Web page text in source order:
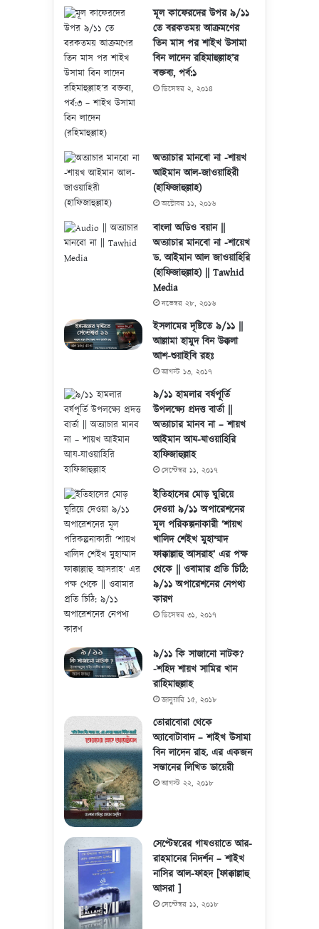
মূল কাফেরদের উপর ৯/১১
তে বরকতময় আক্রমণের
তিন মাস পর শাইখ উসামা
বিন লাদেন রহিমাহুল্লাহ’র
বক্তব্য, পর্ব:১
ডিসেম্বর ২, ২০১৪
অত্যাচার মানবো না -শায়খ
আইমান আল-জাওয়াহিরী
(হাফিজাহুল্লাহ)
অক্টোবর ১১, ২০১৬
বাংলা অডিও বয়ান ||
অত্যাচার মানবো না -শায়েখ
ড. আইমান আল জাওয়াহিরি
(হাফিজাহুল্লাহ) || Tawhid
Media
নভেম্বর ২৮, ২০১৬
ইসলামের দৃষ্টিতে ৯/১১ ||
আল্লামা হামুদ বিন উক্কলা
আশ-শুয়াইবি রহঃ
আগস্ট ১৩, ২০১৭
৯/১১ হামলার বর্ষপূর্তি
উপলক্ষ্যে প্রদত্ত বার্তা ||
অত্যাচার মানব না – শায়খ
আইমান আয-যাওয়াহিরি
হাফিজাহুল্লাহ
সেপ্টেম্বর ১১, ২০১৭
ইতিহাসের মোড় ঘুরিয়ে
দেওয়া ৯/১১ অপারেশনের
মূল পরিকল্পনাকারী ‘শায়খ
খালিদ শেইখ মুহাম্মাদ
ফাক্কাল্লাহু আসরাহ’ এর পক্ষ
থেকে || ওবামার প্রতি চিঠি:
৯/১১ অপারেশনের নেপথ্য
কারণ
ডিসেম্বর ৩১, ২০১৭
৯/১১ কি সাজানো নাটক?
-শহিদ শায়খ সামির খান
রাহিমাহুল্লাহ
জানুয়ারি ১৫, ২০১৮
তোরাবোরা থেকে
অ্যাবোটাবাদ – শাইখ উসামা
বিন লাদেন রাহ. এর একজন
সন্তানের লিখিত ডায়েরী
আগস্ট ২২, ২০১৮
সেপ্টেম্বরের গাযওয়াতে আর-
রাহমানের নিদর্শন – শাইখ
নাসির আল-ফাহদ [ফাক্কাল্লাহু
আসরা ]
সেপ্টেম্বর ১১, ২০১৮